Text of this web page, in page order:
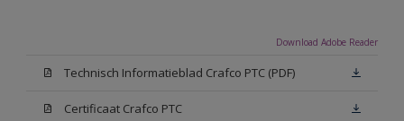
Download Adobe Reader
Technisch Informatieblad Crafco PTC (PDF)
Certificaat Crafco PTC